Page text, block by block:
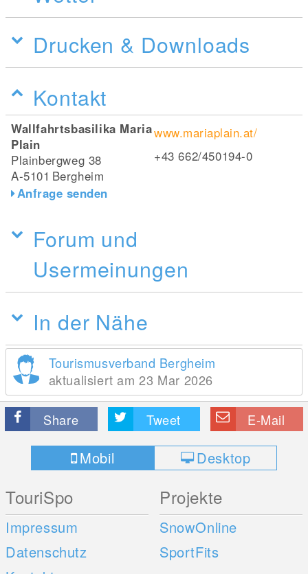
Drucken & Downloads
Kontakt
Wallfahrtsbasilika Maria
Plain
Plainbergweg 38
A-5101 Bergheim
Anfrage senden
www.mariaplain.at/
+43 662/450194-0
Forum und
Usermeinungen
In der Nähe
Tourismusverband Bergheim
aktualisiert am 23 Mar 2026
Share Tweet E-Mail
Mobil Desktop
TouriSpo
Impressum
Datenschutz
Projekte
SnowOnline
SportFits